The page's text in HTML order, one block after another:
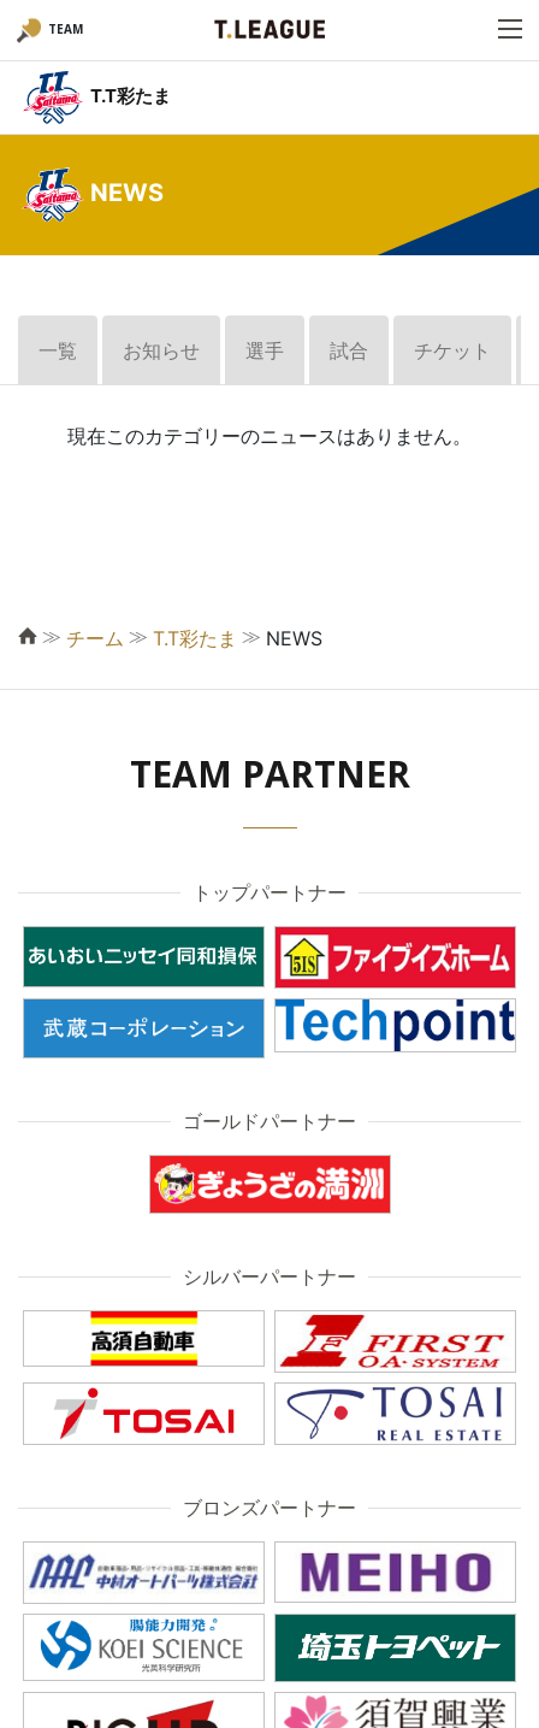
TEAM
T.T彩たま
NEWS
一覧 お知らせ 選手 試合 チケット
現在このカテゴリーのニュースはありません。
≫ チーム ≫ T.T彩たま ≫ NEWS
TEAM PARTNER
トップパートナー
ゴールドパートナー
シルバーパートナー
ブロンズパートナー